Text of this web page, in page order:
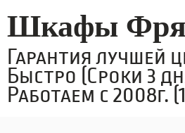
Шкафы
Гарантия лучшей
Быстро (Сроки 3
Работаем с 2008г.